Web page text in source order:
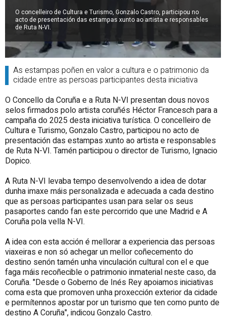
O concelleiro de Cultura e Turismo, Gonzalo Castro, participou no
acto de presentación das estampas xunto ao artista e responsables
de Ruta N-VI.
As estampas poñen en valor a cultura e o patrimonio da
cidade entre as persoas participantes desta iniciativa
O Concello da Coruña e a Ruta N-VI presentan dous novos
selos firmados polo artista coruñés Héctor Francesch para a
campaña do 2025 desta iniciativa turística. O concelleiro de
Cultura e Turismo, Gonzalo Castro, participou no acto de
presentación das estampas xunto ao artista e responsables
de Ruta N-VI. Tamén participou o director de Turismo, Ignacio
Dopico.
A Ruta N-VI levaba tempo desenvolvendo a idea de dotar
dunha imaxe máis personalizada e adecuada a cada destino
que as persoas participantes usan para selar os seus
pasaportes cando fan este percorrido que une Madrid e A
Coruña pola vella N-VI.
A idea con esta acción é mellorar a experiencia das persoas
viaxeiras e non só achegar un mellor coñecemento do
destino senón tamén unha vinculación cultural con el e que
faga máis recoñecible o patrimonio inmaterial neste caso, da
Coruña. "Desde o Goberno de Inés Rey apoiamos iniciativas
coma esta que promoven unha proxección exterior da cidade
e permítennos apostar por un turismo que ten como punto de
destino A Coruña", indicou Gonzalo Castro.